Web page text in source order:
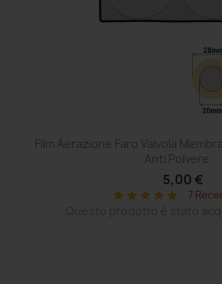
Film Aerazione Faro Valvola
Anti Polvere
5,00 €
star star star star star 7